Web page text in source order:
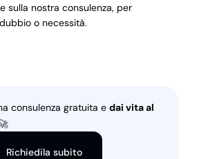
sulla nostra consulenza, per
o necessità.
consulenza gratuita e dai vita al
Richiedila subito